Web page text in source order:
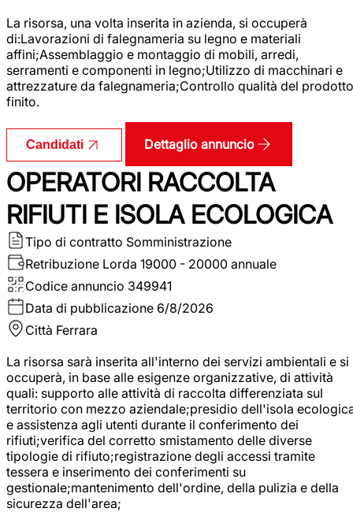
La risorsa, una volta inserita in azienda, si occuperà
di:Lavorazioni di falegnameria su legno e materiali
affini;Assemblaggio e montaggio di mobili, arredi,
serramenti e componenti in legno;Utilizzo di macchinari e
attrezzature da falegnameria;Controllo qualità del prodotto
finito.
Candidati Dettaglio annuncio
OPERATORI RACCOLTA
RIFIUTI E ISOLA ECOLOGICA
Tipo di contratto Somministrazione
Retribuzione Lorda 19000 - 20000 annuale
Codice annuncio 349941
Data di pubblicazione 6/8/2026
Città Ferrara
La risorsa sarà inserita all'interno dei servizi ambientali e si
occuperà, in base alle esigenze organizzative, di attività
quali: supporto alle attività di raccolta differenziata sul
territorio con mezzo aziendale;presidio dell'isola
e assistenza agli utenti durante il conferimento dei
rifiuti;verifica del corretto smistamento delle diverse
tipologie di rifiuto;registrazione degli accessi tramite
tessera e inserimento dei conferimenti su
gestionale;mantenimento dell'ordine, della pulizia e della
sicurezza dell'area;